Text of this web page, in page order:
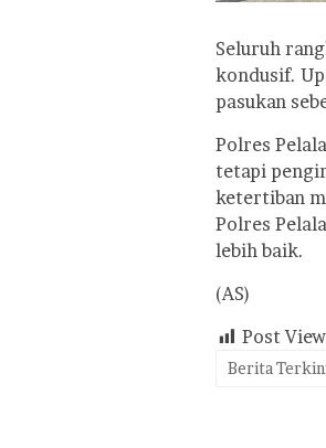
Seluruh
kondusif.
pasukan
Polres
tetapi
ketertiban
Polres
lebih baik.
(AS)
Post
Berita